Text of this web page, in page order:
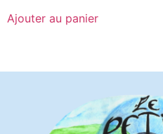
Ajouter au panier